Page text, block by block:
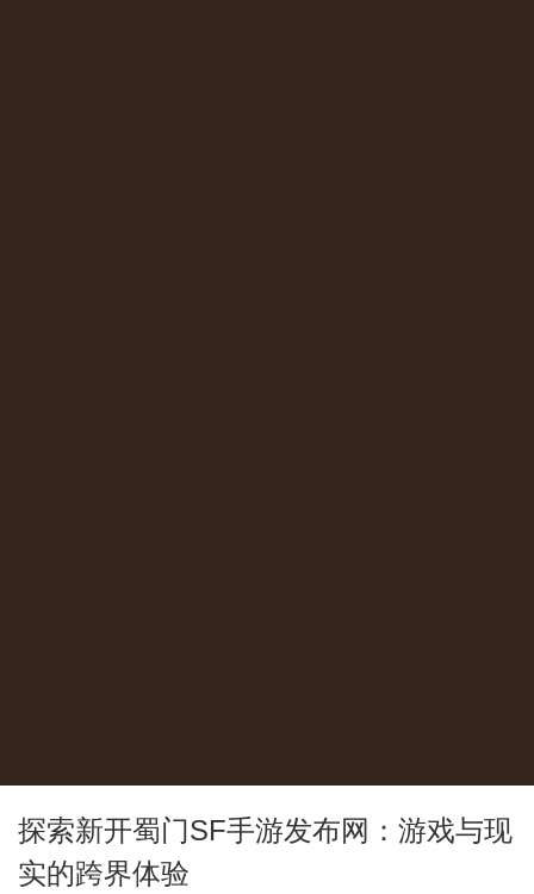
探索新开蜀门SF手游发布网：游戏与现
实的跨界体验